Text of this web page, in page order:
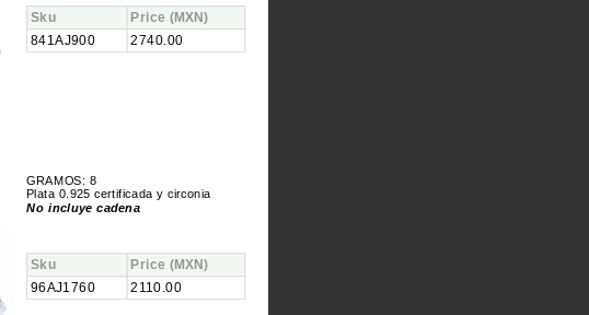
Sku Price (MXN)
841AJ900 2740.00
GRAMOS: 8
Plata 0.925 certificada y circonia
No incluye cadena
Sku Price (MXN)
96AJ1760 2110.00